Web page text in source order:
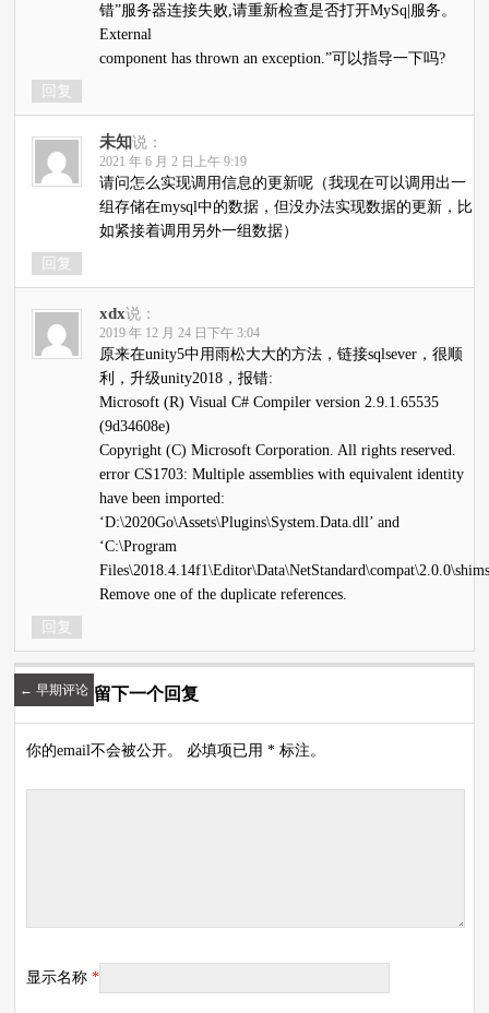
错”服务器连接失败,请重新检查是否打开MySq|服务。
External
component has thrown an exception.”可以指导一下吗?
回复
未知说：
2021 年 6 月 2 日上午 9:19
请问怎么实现调用信息的更新呢（我现在可以调用出一
组存储在mysql中的数据，但没办法实现数据的更新，比
如紧接着调用另外一组数据）
回复
xdx说：
2019 年 12 月 24 日下午 3:04
原来在unity5中用雨松大大的方法，链接sqlsever，很顺
利，升级unity2018，报错:
Microsoft (R) Visual C# Compiler version 2.9.1.65535
(9d34608e)
Copyright (C) Microsoft Corporation. All rights reserved.
error CS1703: Multiple assemblies with equivalent identity
have been imported:
‘D:\2020Go\Assets\Plugins\System.Data.dll’ and
‘C:\Program
Remove one of the duplicate references.
回复
← 早期评论 留下一个回复
你的email不会被公开。 必填项已用 * 标注。
显示名称*